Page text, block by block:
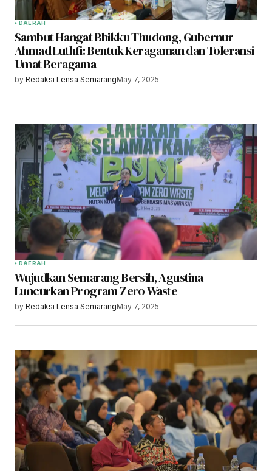
DAERAH
Sambut Hangat Bhikku Thudong, Gubernur
Ahmad Luthfi: Bentuk Keragaman dan Toleransi
Umat Beragama
by Redaksi Lensa SemarangMay 7, 2025
DAERAH
Wujudkan Semarang Bersih, Agustina
Luncurkan Program Zero Waste
by Redaksi Lensa SemarangMay 7, 2025